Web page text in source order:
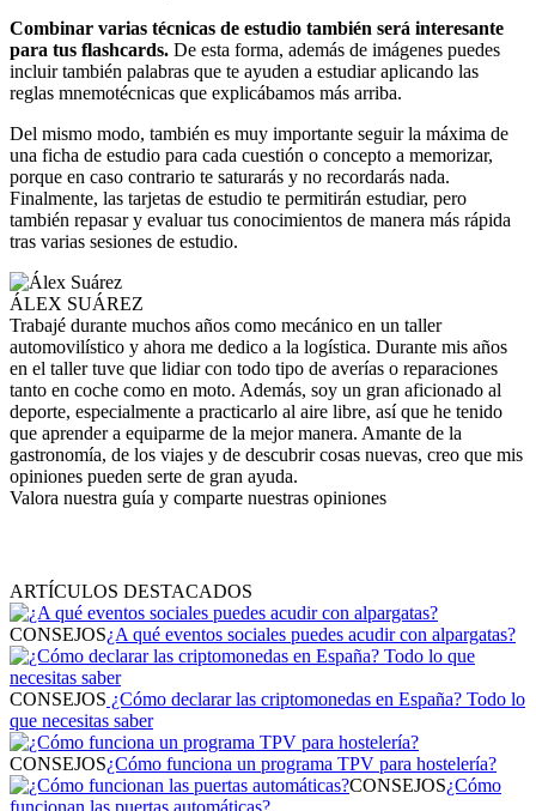
Combinar varias técnicas de estudio también será interesante
para tus flashcards. De esta forma, además de imágenes puedes
incluir también palabras que te ayuden a estudiar aplicando las
reglas mnemotécnicas que explicábamos más arriba.
Del mismo modo, también es muy importante seguir la máxima de
una ficha de estudio para cada cuestión o concepto a memorizar,
porque en caso contrario te saturarás y no recordarás nada.
Finalmente, las tarjetas de estudio te permitirán estudiar, pero
también repasar y evaluar tus conocimientos de manera más rápida
tras varias sesiones de estudio.
ÁLEX SUÁREZ
Trabajé durante muchos años como mecánico en un taller
automovilístico y ahora me dedico a la logística. Durante mis años
en el taller tuve que lidiar con todo tipo de averías o reparaciones
tanto en coche como en moto. Además, soy un gran aficionado al
deporte, especialmente a practicarlo al aire libre, así que he tenido
que aprender a equiparme de la mejor manera. Amante de la
gastronomía, de los viajes y de descubrir cosas nuevas, creo que mis
opiniones pueden serte de gran ayuda.
Valora nuestra guía y comparte nuestras opiniones
ARTÍCULOS DESTACADOS
CONSEJOS¿A qué eventos sociales puedes acudir con alpargatas?
CONSEJOS ¿Cómo declarar las criptomonedas en España? Todo lo
que necesitas saber
CONSEJOS¿Cómo funciona un programa TPV para hostelería?
CONSEJOS¿Cómo
funcionan las puertas automáticas?